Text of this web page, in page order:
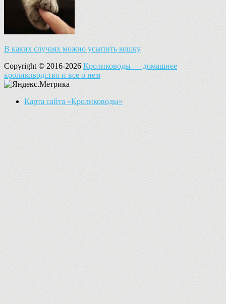
В каких случаях можно усыпить кошку
Copyright © 2016-2026 Кролиководы — домашнее
кролиководство и все о нем
Карта сайта «Кролиководы»